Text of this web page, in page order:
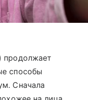
продолжает
способы
Сначала